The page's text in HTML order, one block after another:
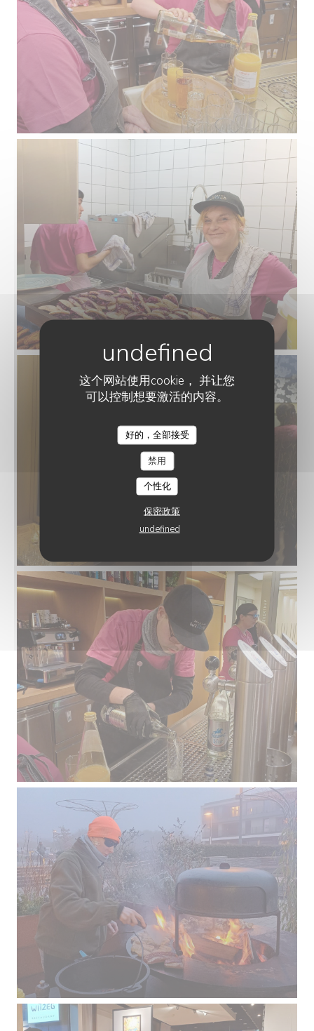
这个网站使用cookie， 并让您
可以控制想要激活的内容。
好的，全部接受
禁用
个性化
保密政策
undefined